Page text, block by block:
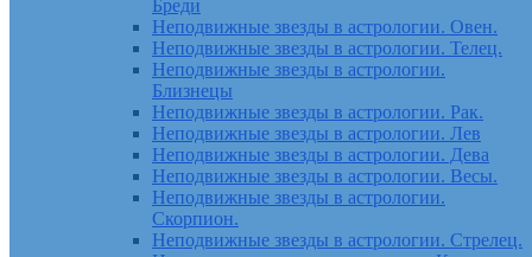
Бреди
Неподвижные звезды в астрологии. Овен.
Неподвижные звезды в астрологии. Телец.
Неподвижные звезды в астрологии.
Близнецы
Неподвижные звезды в астрологии. Рак.
Неподвижные звезды в астрологии. Лев
Неподвижные звезды в астрологии. Дева
Неподвижные звезды в астрологии. Весы.
Неподвижные звезды в астрологии.
Скорпион.
Неподвижные звезды в астрологии. Стрелец.